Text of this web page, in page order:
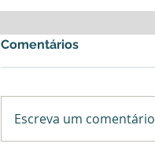
Comentários
Escreva um comentário